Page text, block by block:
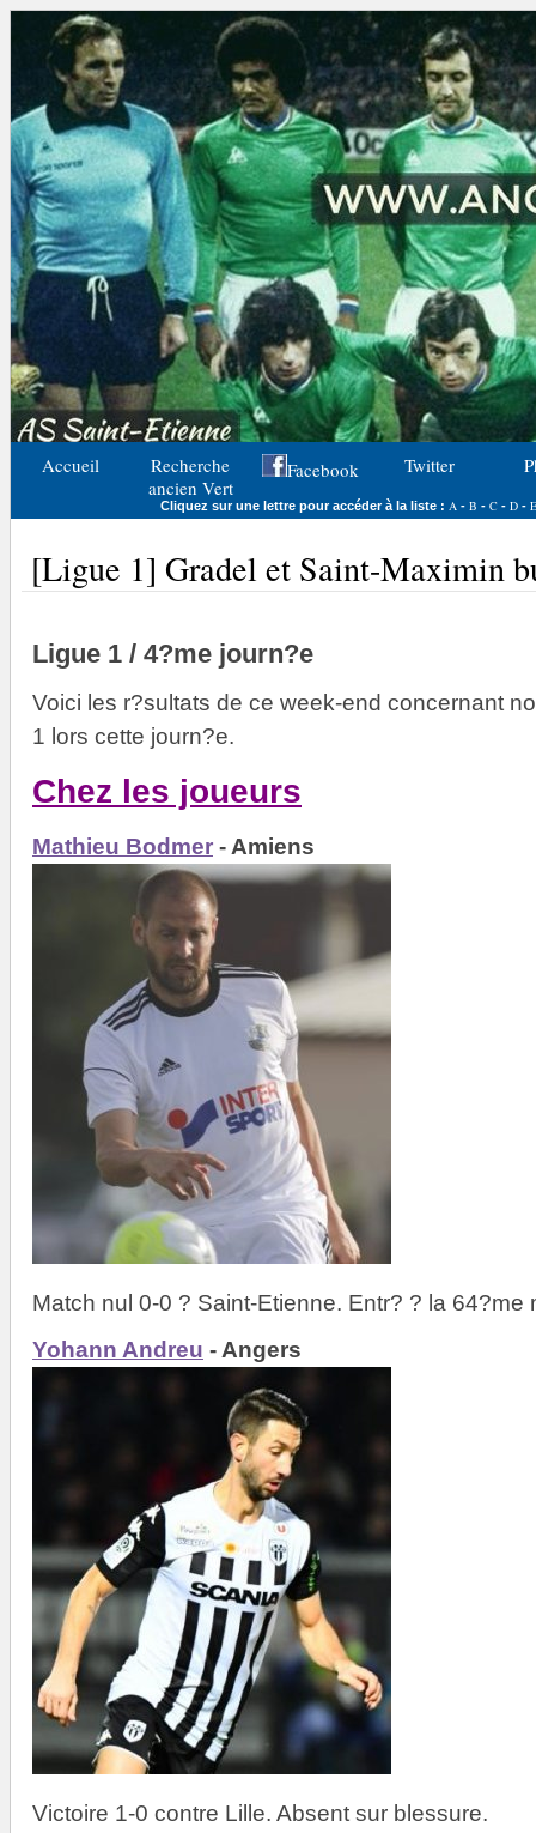
Accueil
Recherche
ancien Vert
Facebook Twitter
Cliquez sur une lettre pour accéder à la liste : A - B - C- D- E
[Ligue 1] Gradel et Saint-Maximin
Ligue 1 / 4?me journ?e
Voici les r?sultats de ce week-end concernant
1 lors cette journ?e.
Chez les joueurs
Mathieu Bodmer - Amiens
Match nul 0-0 ? Saint-Etienne. Entr? ? la 64?me
Yohann Andreu - Angers
Victoire 1-0 contre Lille. Absent sur blessure.